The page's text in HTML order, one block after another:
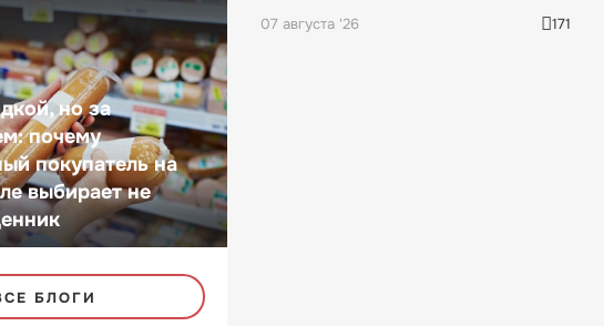
но за
почему
покупатель на
выбирает не
БЛОГИ
07 августа '26 171